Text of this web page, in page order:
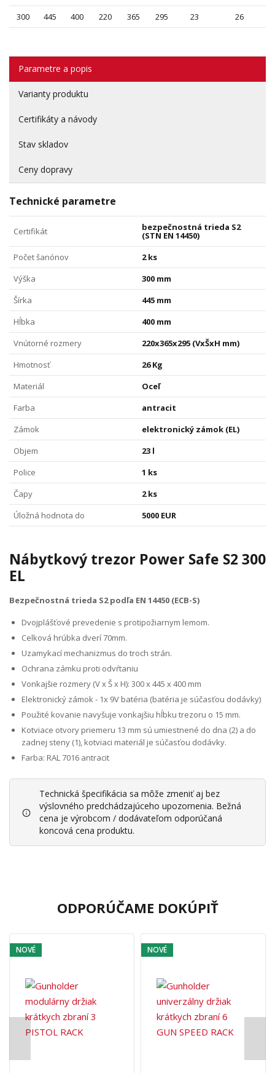
300
445 400 220 365 295 23 26
Parametre a popis
Varianty produktu
Certifikáty a návody
Stav skladov
Ceny dopravy
Technické parametre
Certifikát bezpečnostná trieda S2
(STN EN 14450)
Počet šanónov
2 ks
Výška
300 mm
Šírka
445 mm
Hĺbka
400 mm
Vnútorné rozmery
220x365x295 (VxŠxH mm)
Hmotnosť
26 Kg
Materiál
Oceľ
Farba
antracit
Zámok
elektronický zámok (EL)
Objem
23 l
Police
1 ks
Čapy
2 ks
Úložná hodnota do
5000 EUR
Nábytkový trezor Power Safe S2 300
EL
Bezpečnostná trieda S2 podľa EN 14450 (ECB-S)
Dvojplášťové prevedenie s protipožiarnym lemom.
Celková hrúbka dverí 70mm.
Uzamykací mechanizmus do troch strán.
Ochrana zámku proti odvŕtaniu
Vonkajšie rozmery (V x Š x H): 300 x 445 x 400 mm
Elektronický zámok - 1x 9V batéria (batéria je súčasťou dodávky)
Použité kovanie navyšuje vonkajšiu hĺbku trezoru o 15 mm.
Kotviace otvory priemeru 13 mm sú umiestnené do dna (2) a do
zadnej steny (1), kotviaci materiál je súčasťou dodávky.
Farba: RAL 7016 antracit
Technická špecifikácia sa môže zmeniť aj bez
výslovného predchádzajúceho upozornenia. Bežná
cena je výrobcom / dodávateľom odporúčaná
koncová cena produktu.
ODPORÚČAME DOKÚPIŤ
NOVÉ NOVÉ